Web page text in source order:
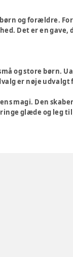
og forældre.
er en gave,
og store børn.
er nøje
magi. Den
glæde og leg